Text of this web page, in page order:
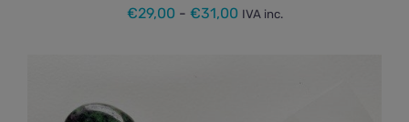
€29,00 - €31,00Rango
IVA inc.